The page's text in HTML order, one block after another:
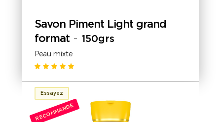
Savon Piment Light grand
format- 150grs
Peau mixte
Essayez
RECOMMANDÉ